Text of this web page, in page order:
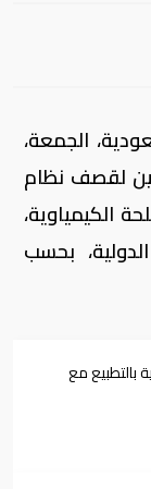
الجمعة،
لقصف نظام
الكيمياوية،
بحسب
بالتطبيع مع